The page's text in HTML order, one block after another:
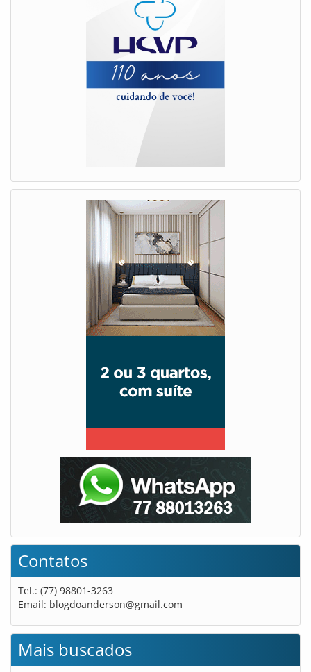
Contatos
Tel.: (77) 98801-3263
Email: blogdoanderson@gmail.com
Mais buscados